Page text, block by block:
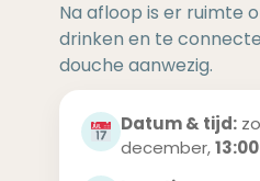
Na afloop is er ruimte
drinken en te
douche aanwezig.
Datum & tijd:
december,